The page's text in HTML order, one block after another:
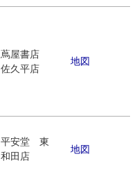
蔦屋書店
佐久平店
地図
平安堂 東
和田店
地図